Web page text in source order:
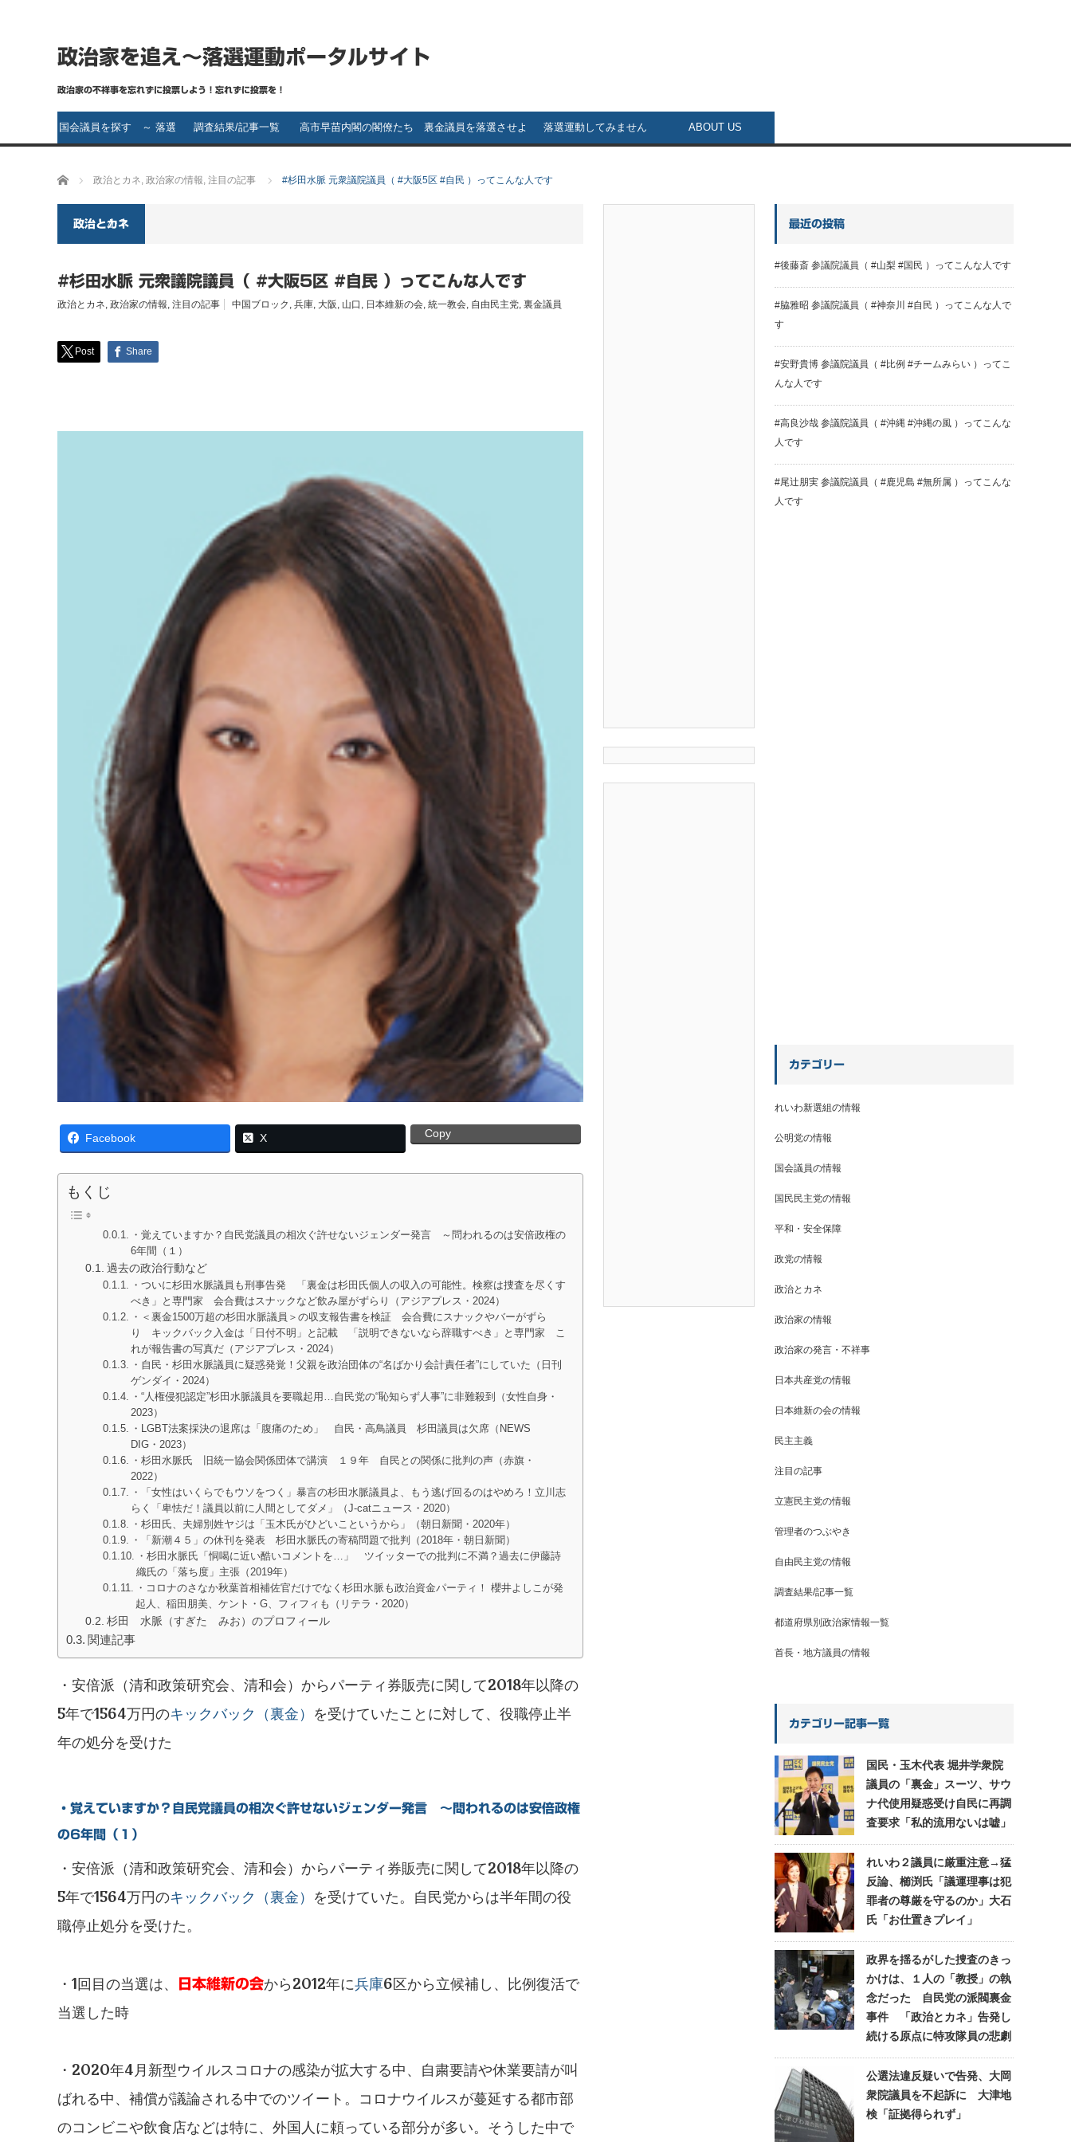
政治家を追え～落選運動ポータルサイト
政治家の不祥事を忘れずに投票しよう！忘れずに投票を！
国会議員を探す ～ 落選
か？
調査結果/記事一覧 高市早苗内閣の閣僚たち 裏金議員を落選させよ 落選運動してみません ABOUT US
ホーム 政治とカネ, 政治家の情報, 注目の記事 #杉田水脈 元衆議院議員（ #大阪5区 #自民 ）ってこんな人です
政治とカネ
#杉田水脈 元衆議院議員（ #大阪5区 #自民 ）ってこんな人です
政治とカネ, 政治家の情報, 注目の記事 中国ブロック , 兵庫, 大阪 , 山口 , 日本維新の会, 統一教会, 自由民主党, 裏金議員
Post Share
Facebook X Copy
もくじ
・覚えていますか？自民党議員の相次ぐ許せないジェンダー発言 ～問われるのは安倍政権の
6年間（１）
過去の政治行動など
・ついに杉田水脈議員も刑事告発 「裏金は杉田氏個人の収入の可能性。検察は捜査を尽くす
べき」と専門家 会合費はスナックなど飲み屋がずらり（アジアプレス・2024）
・＜裏金1500万超の杉田水脈議員＞の収支報告書を検証 会合費にスナックやバーがずら
り キックバック入金は「日付不明」と記載 「説明できないなら辞職すべき」と専門家 こ
れが報告書の写真だ（アジアプレス・2024）
・自民・杉田水脈議員に疑惑発覚！父親を政治団体の“名ばかり会計責任者”にしていた（日刊
ゲンダイ・2024）
・“人権侵犯認定”杉田水脈議員を要職起用…自民党の“恥知らず人事”に非難殺到（女性自身・
2023）
・LGBT法案採決の退席は「腹痛のため」 自民・高鳥議員 杉田議員は欠席（NEWS
DIG・2023）
・杉田水脈氏 旧統一協会関係団体で講演 １９年 自民との関係に批判の声（赤旗・
2022）
・「女性はいくらでもウソをつく」暴言の杉田水脈議員よ、もう逃げ回るのはやめろ！立川志
らく「卑怯だ！議員以前に人間としてダメ」（J-catニュース・2020）
・杉田氏、夫婦別姓ヤジは「玉木氏がひどいこというから」（朝日新聞・2020年）
・「新潮４５」の休刊を発表 杉田水脈氏の寄稿問題で批判（2018年・朝日新聞）
・杉田水脈氏「恫喝に近い酷いコメントを…」 ツイッターでの批判に不満？過去に伊藤詩
織氏の「落ち度」主張（2019年）
・コロナのさなか秋葉首相補佐官だけでなく杉田水脈も政治資金パーティ！ 櫻井よしこが発
起人、稲田朋美、ケント・G、フィフィも（リテラ・2020）
杉田 水脈（すぎた みお）のプロフィール
関連記事
・安倍派（清和政策研究会、清和会）からパーティ券販売に関して2018年以降の
5年で1564万円のキックバック（裏金） を受けていたことに対して、役職停止半
年の処分を受けた
・覚えていますか？自民党議員の相次ぐ許せないジェンダー発言 ～問われるのは安倍政権
の6年間（１）
・安倍派（清和政策研究会、清和会）からパーティ券販売に関して2018年以降の
5年で1564万円のキックバック（裏金） を受けていた。自民党からは半年間の役
職停止処分を受けた。
・1回目の当選は、 日本維新の会から2012年に兵庫6区から立候補し、比例復活で
当選した時
・2020年4月新型ウイルスコロナの感染が拡大する中、自粛要請や休業要請が叫
ばれる中、補償が議論される中でのツイート。コロナウイルスが蔓延する都市部
のコンビニや飲食店などは特に、外国人に頼っている部分が多い。そうした中で
最近の投稿
#後藤斎 参議院議員（ #山梨 #国民 ）ってこんな人です
#脇雅昭 参議院議員（ #神奈川 #自民 ）ってこんな人で
す
#安野貴博 参議院議員（ #比例 #チームみらい ）ってこ
んな人です
#高良沙哉 参議院議員（ #沖縄 #沖縄の風 ）ってこんな
人です
#尾辻朋実 参議院議員（ #鹿児島 #無所属 ）ってこんな
人です
カテゴリー
れいわ新選組の情報
公明党の情報
国会議員の情報
国民民主党の情報
平和・安全保障
政党の情報
政治とカネ
政治家の情報
政治家の発言・不祥事
日本共産党の情報
日本維新の会の情報
民主主義
注目の記事
立憲民主党の情報
管理者のつぶやき
自由民主党の情報
調査結果/記事一覧
都道府県別政治家情報一覧
首長・地方議員の情報
カテゴリー記事一覧
国民・玉木代表 堀井学衆院
議員の「裏金」スーツ、サウ
ナ代使用疑惑受け自民に再調
査要求「私的流用ないは嘘」
れいわ２議員に厳重注意→猛
反論、櫛渕氏「議運理事は犯
罪者の尊厳を守るのか」大石
氏「お仕置きプレイ」
政界を揺るがした捜査のきっ
かけは、１人の「教授」の執
念だった 自民党の派閥裏金
事件 「政治とカネ」告発し
続ける原点に特攻隊員の悲劇
公選法違反疑いで告発、大岡
衆院議員を不起訴に 大津地
検「証拠得られず」